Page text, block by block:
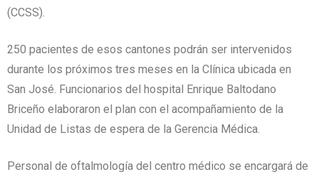
(CCSS).
250 pacientes de esos cantones podrán ser intervenidos
durante los próximos tres meses en la Clínica ubicada en
San José. Funcionarios del hospital Enrique Baltodano
Briceño elaboraron el plan con el acompañamiento de la
Unidad de Listas de espera de la Gerencia Médica.
Personal de oftalmología del centro médico se encargará de